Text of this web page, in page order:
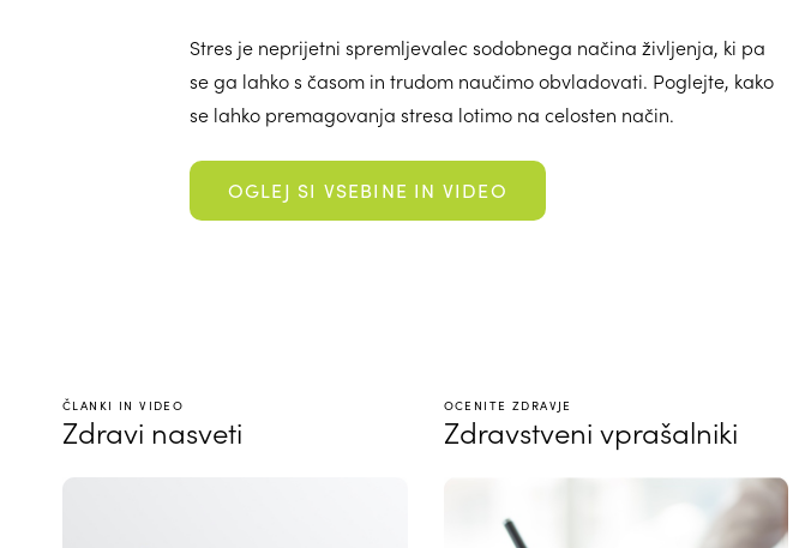
Stres je neprijetni spremljevalec sodobnega načina življenja, ki pa
se ga lahko s časom in trudom naučimo obvladovati. Poglejte, kako
se lahko premagovanja stresa lotimo na celosten način.
OGLEJ SI VSEBINE IN VIDEO
ČLANKI IN VIDEO
Zdravi nasveti
OCENITE ZDRAVJE
Zdravstveni vprašalniki